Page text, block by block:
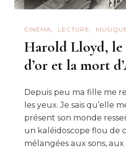
CINÉMA LECTURE
Harold Lloyd, le
d’or et la mort
Depuis peu ma fille me
les yeux. Je sais qu’elle
présent son monde
un kaléidoscope flou de
mélangées aux sons,